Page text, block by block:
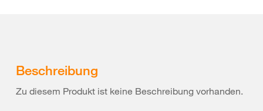
Beschreibung
Zu diesem Produkt ist keine Beschreibung vorhanden.